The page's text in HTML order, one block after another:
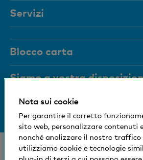
Servizi
Documenti
Rivista
Organi dirigenti
Medien
Impronta sociale ed ecologica
Blocco carta
+41 (0)800 88 99 66
Siamo a vostra
Aiuto e contatto
Informazioni sulla banca
© Banca Cler
Nota sui cookie
Per garantire il corretto
sito web, personalizzare contenuti
nonché analizzare il nostro traffico
utilizziamo cookie e tecnologie